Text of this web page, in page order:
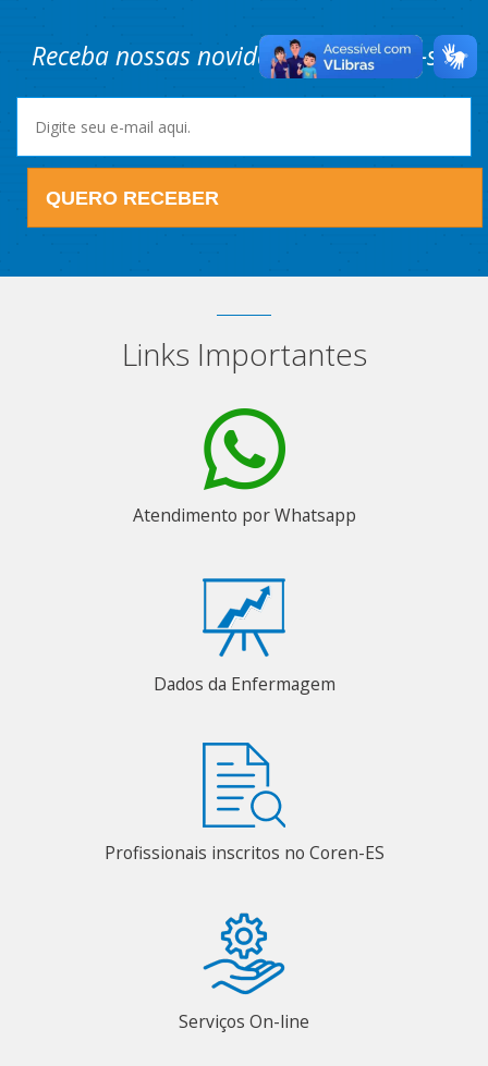
Receba nossas novidades! Cadastre-se.
QUERO RECEBER
Links Importantes
Atendimento por Whatsapp
Dados da Enfermagem
Profissionais inscritos no Coren-ES
Serviços On-line